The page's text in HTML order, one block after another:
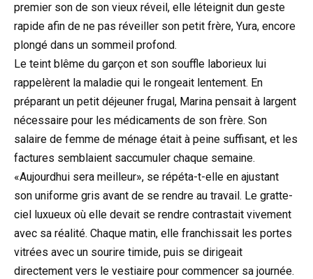
premier son de son vieux réveil, elle léteignit dun geste
rapide afin de ne pas réveiller son petit frère, Yura, encore
plongé dans un sommeil profond.
Le teint blême du garçon et son souffle laborieux lui
rappelèrent la maladie qui le rongeait lentement. En
préparant un petit déjeuner frugal, Marina pensait à largent
nécessaire pour les médicaments de son frère. Son
salaire de femme de ménage était à peine suffisant, et les
factures semblaient saccumuler chaque semaine.
«Aujourdhui sera meilleur», se répéta-t-elle en ajustant
son uniforme gris avant de se rendre au travail. Le gratte-
ciel luxueux où elle devait se rendre contrastait vivement
avec sa réalité. Chaque matin, elle franchissait les portes
vitrées avec un sourire timide, puis se dirigeait
directement vers le vestiaire pour commencer sa journée.